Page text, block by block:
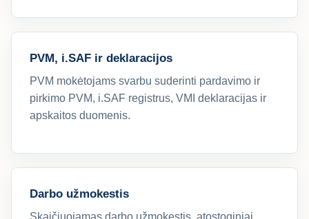
PVM, i.SAF ir deklaracijos
PVM mokėtojams svarbu suderinti pardavimo ir
pirkimo PVM, i.SAF registrus, VMI deklaracijas ir
apskaitos duomenis.
Darbo užmokestis
Skaičiuojamas darbo užmokestis, atostoginiai,